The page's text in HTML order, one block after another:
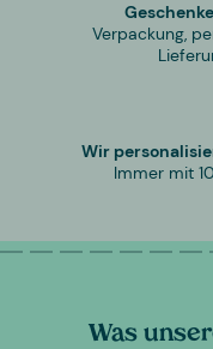
Verpackung,
Wir
Immer mit
Was